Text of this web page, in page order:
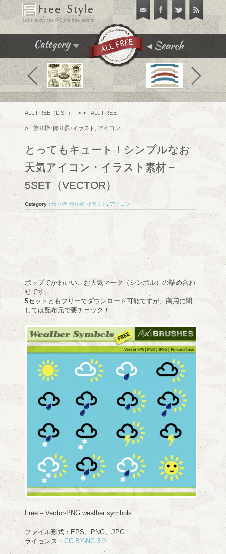
Free-Style
Let's enjoy the PC life free items!
Category
飾り枠･飾り罫･イラスト
テクスチャ･パターン
フリーフォント
アイコン
チュートリアル
フリーソフト
PC便利機能
WEBテンプレート･テーマ
Search
ALL FREE（LIST） < > ALL FREE
> 飾り枠･飾り罫･イラスト アイコン
とってもキュート！シンプルなお
天気アイコン・イラスト素材－
5SET（VECTOR）
Category : 飾り枠･飾り罫･イラスト ,アイコン
ポップでかわいい、お天気マーク（シンボル）の詰め合わ
せです。
5セットともフリーでダウンロード可能ですが、商用に関
しては配布元で要チェック！
Free – Vector-PNG weather symbols
ファイル形式：EPS、PNG、JPG
ライセンス： CC BY-NC 3.0